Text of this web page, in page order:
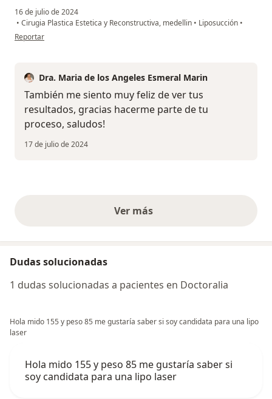
16 de julio de 2024
• Cirugia Plastica Estetica y Reconstructiva, medellin • Liposucción •
en opinión del usuario S.M
Reportar
Dra. Maria de los Angeles Esmeral Marin
También me siento muy feliz de ver tus
resultados, gracias hacerme parte de tu
proceso, saludos!
17 de julio de 2024
Ver másopiniones anteriores
Dudas solucionadas
1 dudas solucionadas a pacientes en Doctoralia
Hola mido 155 y peso 85 me gustaría saber si soy candidata para una lipo
laser
Hola mido 155 y peso 85 me gustaría saber si
soy candidata para una lipo laser